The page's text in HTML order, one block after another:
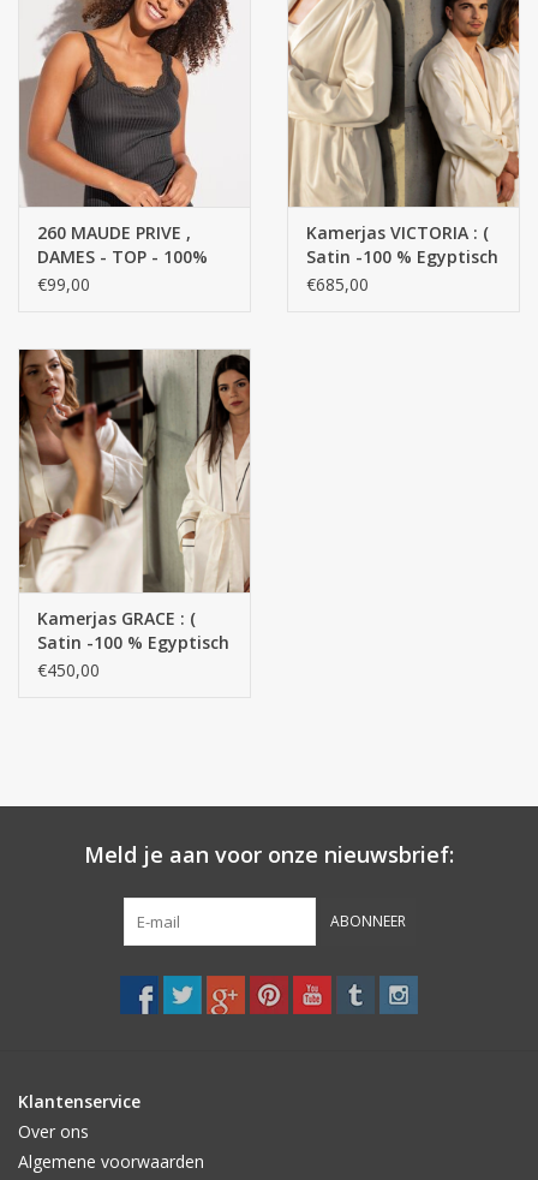
260 MAUDE PRIVE ,
DAMES - TOP - 100%
katoen getwijnd fijn,
€99,00
Kamerjas VICTORIA : (
Satin -100 % Egyptisch
GIZA katoen- Extra
€685,00
Kamerjas GRACE : (
Satin -100 % Egyptisch
GIZA katoen- Extra
€450,00
Meld je aan voor onze nieuwsbrief:
ABONNEER
Klantenservice
Over ons
Algemene voorwaarden